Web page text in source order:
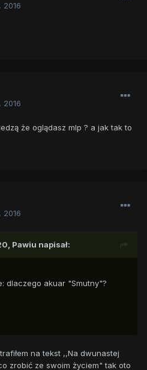
2016
2016
że oglądasz mlp ? a jak tak to
2016
Pawiu napisał:
dlaczego akuar "Smutny"?
na tekst ,,Na dwunastej
zrobić ze swoim życiem" tak oto